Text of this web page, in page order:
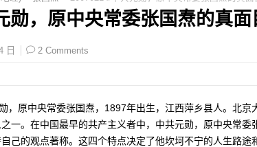
勋，原中央常委张国焘的真面
日 2 Comments
，原中央常委张国焘，1897年出生，江西萍乡县人。北京
一。在中国最早的共产主义者中，中共元勋，原中央常委
己的观点著称。这四个特点决定了他坎坷不宁的人生路途